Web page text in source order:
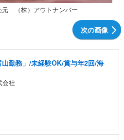
元 （株）アウトナンバー
次の画像
勤務」/未経験OK/賞与年2回/海
会社